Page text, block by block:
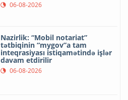
06-08-2026
Nazirlik: “Mobil notariat”
tətbiqinin “mygov”a tam
inteqrasiyası istiqamətində işlər
davam etdirilir
06-08-2026